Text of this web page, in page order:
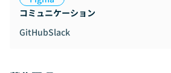
コミュニケーション
GitHubSlack